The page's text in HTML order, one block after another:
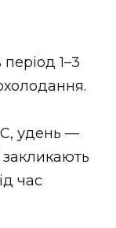
1–3
удень —
закликають
час